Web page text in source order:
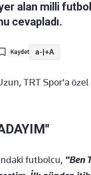
alan milli
cevapladı.
Kaydet a-|+A
TRT Spor'a
futbolcu, "Ben